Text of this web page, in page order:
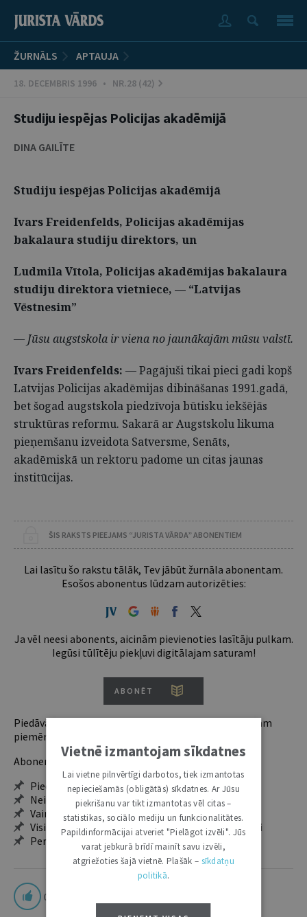
ŽURNĀLS APTAUJA
18. DECEMBRIS 1996 • NR.28 (42)
Studiju iespējas Policijas akadēmijā
DINA GAILĪTE
Studiju iespējas Policijas akadēmijā
Ivars Freidenfelds, Policijas akadēmijas
bakalaura studiju direktors, un
Ludmila Vītola, Policijas akadēmijas bakalaura
studiju direktora vietniece, — “Latvijas
Vēstnesim”
— Jūsu augstskola ir viena no jaunākajām mūsu valstī.
Ivars Freidenfelds: — Pagājuši tikai pieci gadi kopš
Latvijas Policijas akadēmijas dibināšanas 1991.gadā,
bet šogad augstskola piedzīvoja būtisku iekšējās
struktūras reformu. Sakarā ar Augstskolu likuma
pieņemšanu izveidota Satversme, Senāts,
akadēmiskā un rektoru padome un citas jaunas
institūcijas.
ŠIS RAKSTS PIEEJAMS “JURISTA VĀRDA” ABONENTIEM
Lai lasītu šo rakstu tālāk, Tev jābūt žurnāla abonentam.
Esošos abonentus lūdzam autorizēties:
Ja vēl neesi abonents, aicinām pievienoties lasītāju pulkam.
Iegūsi tūlītēju piekļuvi digitālajam saturam!
ABONĒT
Piedāvājam trīs abonementu veidus. Vienam lietotājam
piemērotākais ir "Mazais" (3, 6 un 12 mēnešiem).
Abonentu ieguvumi:
Pieeja jaunākajam izdevumam
Neierobežota pieeja arhīvam – 24 h/7 d.
Vairāk nekā 18 000 rakstu un 2000 autoru
Visi tematiskie numuri un ikgadējie grāmatžurnāli
Personalizētās iespējas – piezīmes, citāti, mapes
0
Vietnē izmantojam sīkdatnes
Lai vietne pilnvērtīgi darbotos, tiek izmantotas
nepieciešamās (obligātās) sīkdatnes. Ar Jūsu
piekrišanu var tikt izmantotas vēl citas –
statistikas, sociālo mediju un funkcionalitātes.
Papildinformācijai atveriet "Pielāgot izvēli". Jūs
varat jebkurā brīdī mainīt savu izvēli,
atgriežoties šajā vietnē. Plašāk – sīkdatņu
politikā.